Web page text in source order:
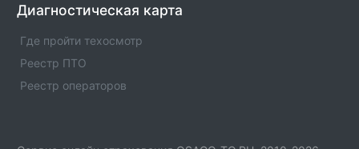
Диагностическая карта
Где пройти техосмотр
Реестр ПТО
Реестр операторов